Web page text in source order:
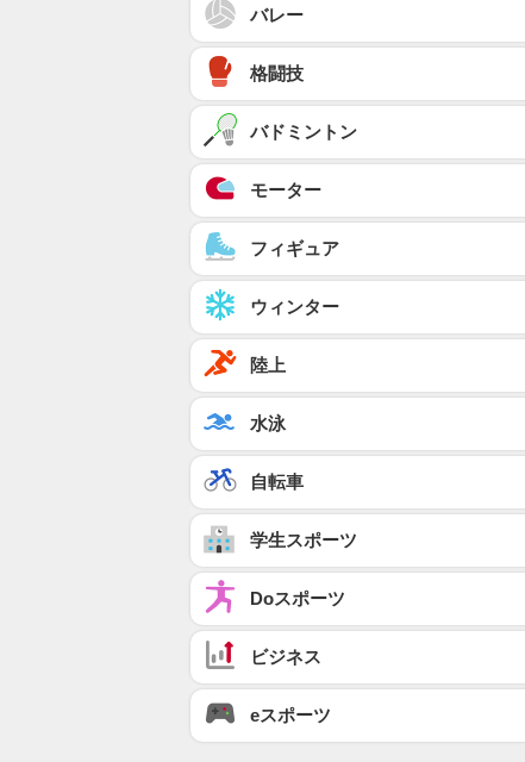
バレー
格闘技
バドミントン
モーター
フィギュア
ウィンター
陸上
水泳
自転車
学生スポーツ
Doスポーツ
ビジネス
eスポーツ